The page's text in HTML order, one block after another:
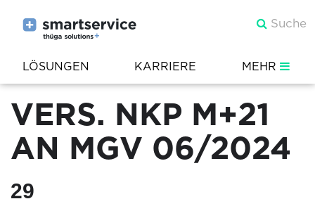
LÖSUNGEN KARRIERE MEHR
VERS. NKP M+21
AN MGV 06/2024
29